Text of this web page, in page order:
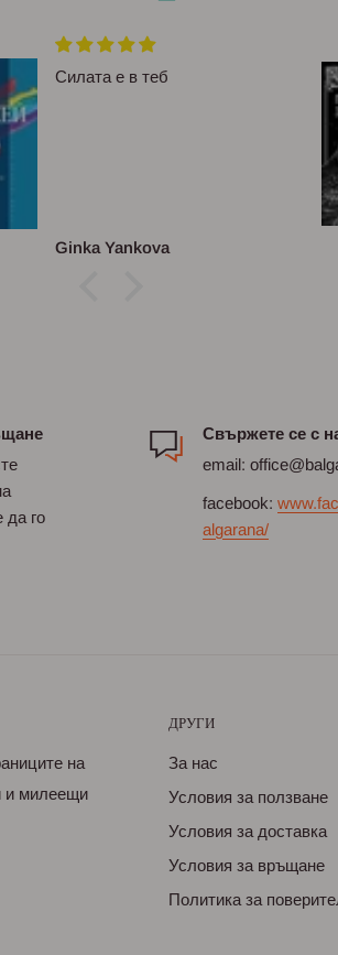
Силата е в теб
Ginka Yankova
да го
Свържете се с
email:
facebook:
algarana/
на
и милеещи
ДРУГИ
За нас
Условия за ползване
Условия за доставка
Условия за връщане
Политика за